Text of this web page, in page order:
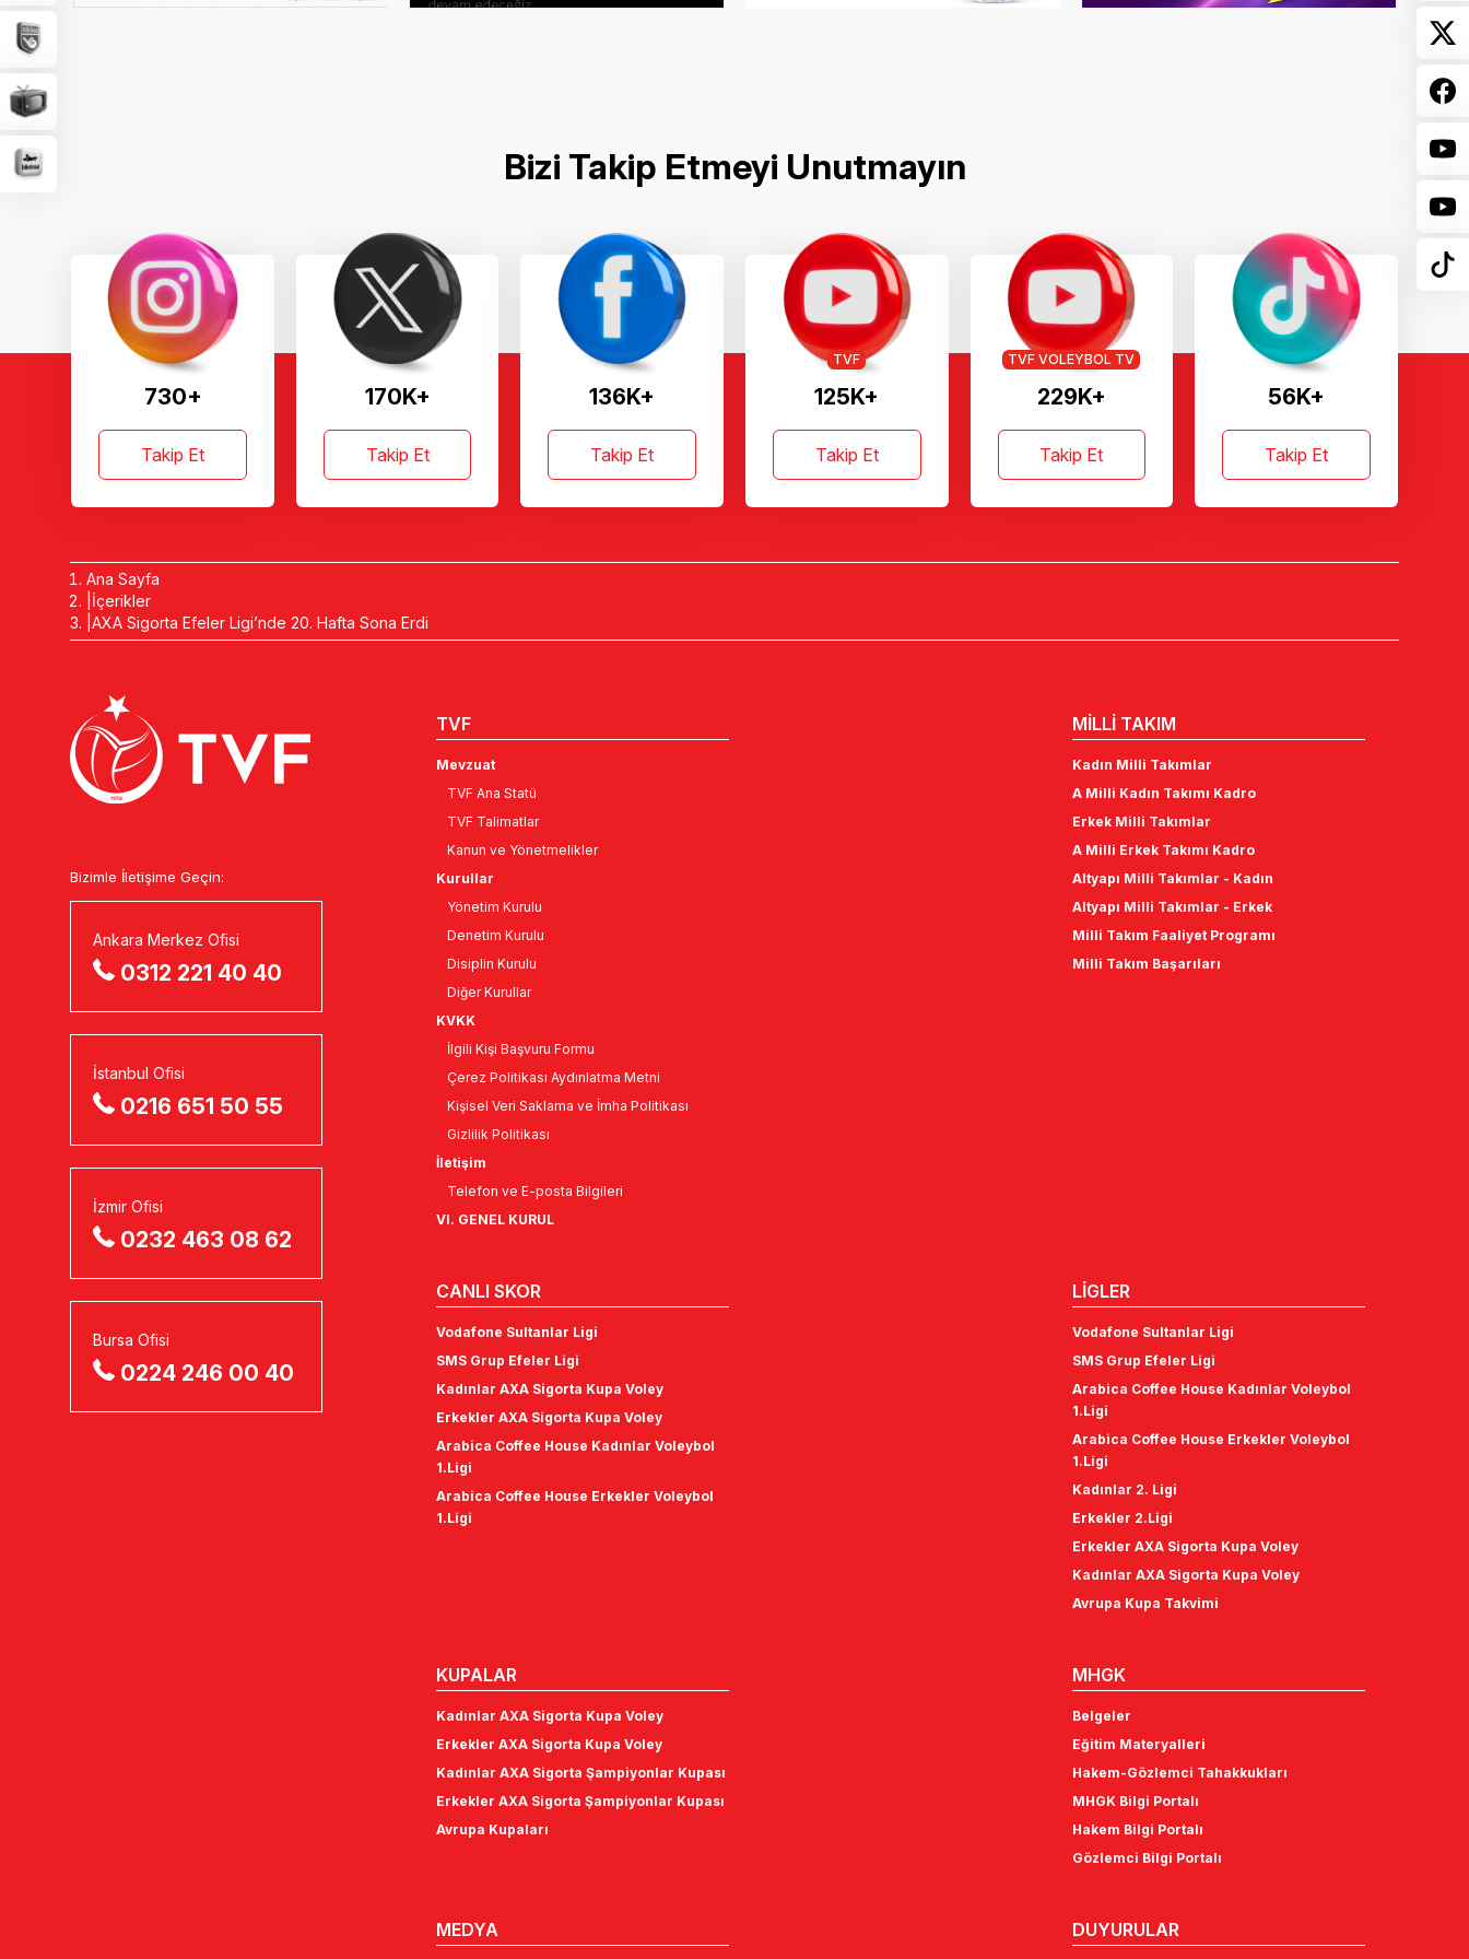
Bizi Takip Etmeyi Unutmayın
730+
Takip Et
170K+
Takip Et
136K+
Takip Et
125K+
TVF
Takip Et
229K+
TVF VOLEYBOL TV
Takip Et
56K+
Takip Et
Ana Sayfa
İçerikler
AXA Sigorta Efeler Ligi’nde 20. Hafta Sona Erdi
Bizimle İletişime Geçin:
Ankara Merkez Ofisi
0312 221 40 40
İstanbul Ofisi
0216 651 50 55
İzmir Ofisi
0232 463 08 62
Bursa Ofisi
0224 246 00 40
TVF
Mevzuat
TVF Ana Statü
TVF Talimatlar
Kanun ve Yönetmelikler
Kurullar
Yönetim Kurulu
Denetim Kurulu
Disiplin Kurulu
Diğer Kurullar
KVKK
İlgili Kişi Başvuru Formu
Çerez Politikası Aydınlatma Metni
Kişisel Veri Saklama ve İmha Politikası
Gizlilik Politikası
İletişim
Telefon ve E-posta Bilgileri
VI. GENEL KURUL
MİLLİ TAKIM
Kadın Milli Takımlar
A Milli Kadın Takımı Kadro
Erkek Milli Takımlar
A Milli Erkek Takımı Kadro
Altyapı Milli Takımlar - Kadın
Altyapı Milli Takımlar - Erkek
Milli Takım Faaliyet Programı
Milli Takım Başarıları
CANLI SKOR
Vodafone Sultanlar Ligi
SMS Grup Efeler Ligi
Kadınlar AXA Sigorta Kupa Voley
Erkekler AXA Sigorta Kupa Voley
Arabica Coffee House Kadınlar Voleybol
1.Ligi
Arabica Coffee House Erkekler Voleybol
1.Ligi
LİGLER
Vodafone Sultanlar Ligi
SMS Grup Efeler Ligi
Arabica Coffee House Kadınlar Voleybol
1.Ligi
Arabica Coffee House Erkekler Voleybol
1.Ligi
Kadınlar 2. Ligi
Erkekler 2.Ligi
Erkekler AXA Sigorta Kupa Voley
Kadınlar AXA Sigorta Kupa Voley
Avrupa Kupa Takvimi
KUPALAR
Kadınlar AXA Sigorta Kupa Voley
Erkekler AXA Sigorta Kupa Voley
Kadınlar AXA Sigorta Şampiyonlar Kupası
Erkekler AXA Sigorta Şampiyonlar Kupası
Avrupa Kupaları
MHGK
Belgeler
Eğitim Materyalleri
Hakem-Gözlemci Tahakkukları
MHGK Bilgi Portalı
Hakem Bilgi Portalı
Gözlemci Bilgi Portalı
MEDYA DUYURULAR